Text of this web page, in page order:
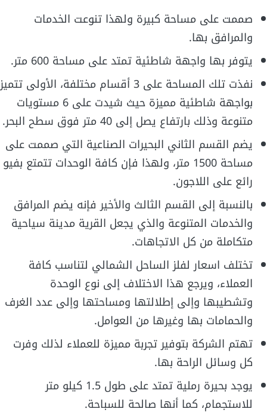
صممت على مساحة كبيرة ولهذا تنوعت الخدمات
والمرافق بها.
يتوفر بها واجهة شاطئية تمتد على مساحة 600 متر.
نفذت تلك المساحة على 3 أقسام مختلفة، الأولى تتميز
بواجهة شاطئية مميزة حيث شيدت على 6 مستويات
متنوعة وذلك بارتفاع يصل إلى 40 متر فوق سطح البحر.
يضم القسم الثاني البحيرات الصناعية التي صممت على
مساحة 1500 متر، ولهذا فإن كافة الوحدات تتمتع بفيو
رائع على اللاجون.
بالنسبة إلى القسم الثالث والأخير فإنه يضم المرافق
والخدمات المتنوعة والذي يجعل القرية مدينة سياحية
متكاملة من كل الاتجاهات.
تختلف اسعار لفلز الساحل الشمالي لتناسب كافة
العملاء، ويرجع هذا الاختلاف إلى نوع الوحدة
وتشطيبها وإلى إطلالتها ومساحتها وإلى عدد الغرف
والحمامات بها وغيرها من العوامل.
تهتم الشركة بتوفير تجربة مميزة للعملاء لذلك وفرت
كل وسائل الراحة بها.
يوجد بحيرة رملية تمتد على طول 1.5 كيلو متر
للاستجمام، كما أنها صالحة للسباحة.